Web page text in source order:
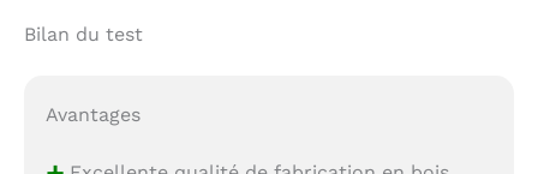
Bilan du test
Avantages